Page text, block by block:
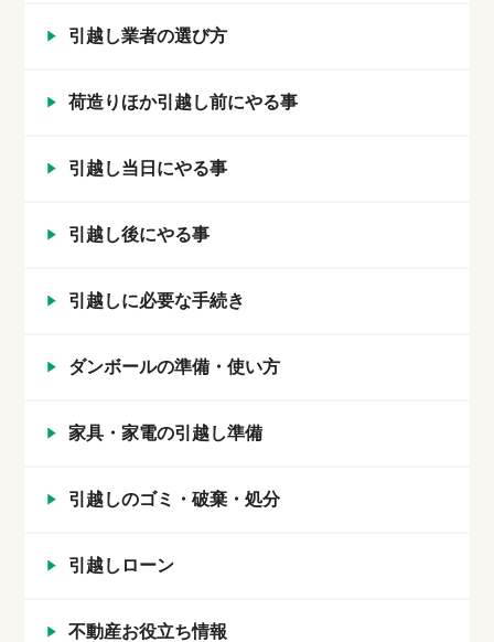
引越し業者の選び方
荷造りほか引越し前にやる事
引越し当日にやる事
引越し後にやる事
引越しに必要な手続き
ダンボールの準備・使い方
家具・家電の引越し準備
引越しのゴミ・破棄・処分
引越しローン
不動産お役立ち情報